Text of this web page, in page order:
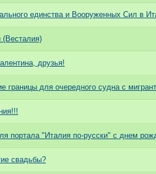
единства и Вооруженных Сил в
(Весталия)
друзья!
границы для очередного судна с
портала "Италия по-русски" с днем
свадьбы?